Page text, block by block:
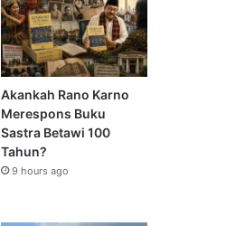
Akankah Rano Karno
Merespons Buku
Sastra Betawi 100
Tahun?
9 hours ago